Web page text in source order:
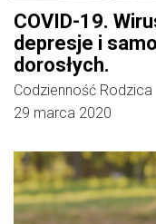
COVID-19.
depresje i
dorosłych.
Codzienność Rodzica
29 marca 2020